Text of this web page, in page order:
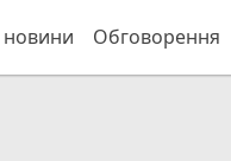
новини Обговорення